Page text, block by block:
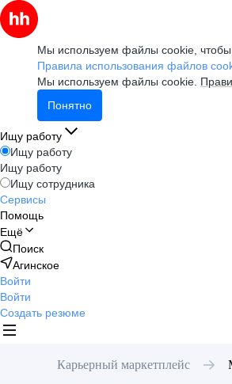
Мы используем файлы cookie, чтобы
Правила использования файлов
Мы используем файлы cookie.
Понятно
Ищу работу
Ищу работу
Ищу работу
Ищу сотрудника
Сервисы
Помощь
Ещё
Поиск
Агинское
Войти
Войти
Создать резюме
Карьерный маркетплейс